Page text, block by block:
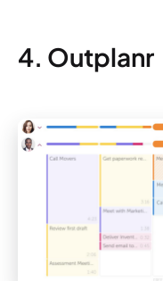
4. Outplanr